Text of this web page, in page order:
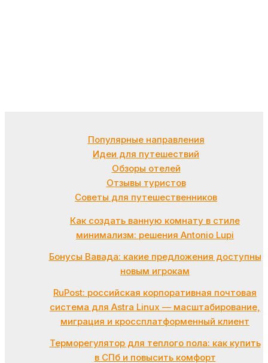
Популярные направления
Идеи для путешествий
Обзоры отелей
Отзывы туристов
Советы для путешественников
Как создать ванную комнату в стиле
минимализм: решения Antonio Lupi
Бонусы Вавада: какие предложения доступны
новым игрокам
RuPost: российская корпоративная почтовая
система для Astra Linux — масштабирование,
миграция и кроссплатформенный клиент
Терморегулятор для теплого пола: как купить
в СПб и повысить комфорт